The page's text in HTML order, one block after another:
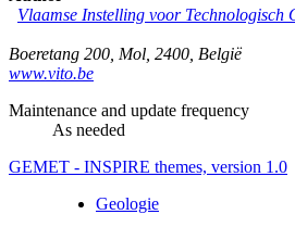
Vlaamse Instelling voor Technologisch
Boeretang 200 Mol 2400 België
www.vito.be
Maintenance and update frequency
As needed
GEMET - INSPIRE themes, version 1.0
Geologie